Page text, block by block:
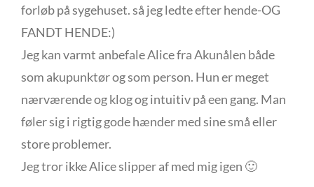
forløb på sygehuset. så jeg ledte efter hende-OG
FANDT HENDE:)
Jeg kan varmt anbefale Alice fra Akunålen både
som akupunktør og som person. Hun er meget
nærværende og klog og intuitiv på een gang. Man
føler sig i rigtig gode hænder med sine små eller
store problemer.
Jeg tror ikke Alice slipper af med mig igen 🙂